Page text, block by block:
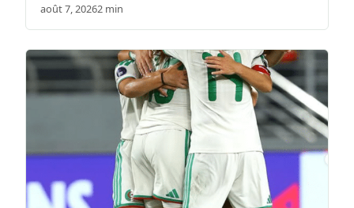
août 7, 20262 min